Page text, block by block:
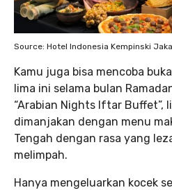
Source: Hotel Indonesia Kempinski
Kamu juga bisa mencoba
lima ini selama bulan
“Arabian Nights Iftar Buffet”,
dimanjakan dengan menu
Tengah dengan rasa yang
melimpah.
Hanya mengeluarkan kocek